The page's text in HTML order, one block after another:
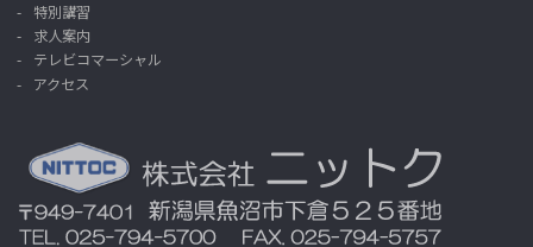
特別講習
求人案内
テレビコマーシャル
アクセス